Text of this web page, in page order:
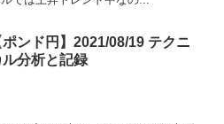
ポンド円】2021/08/19 テクニ
ル分析と記録